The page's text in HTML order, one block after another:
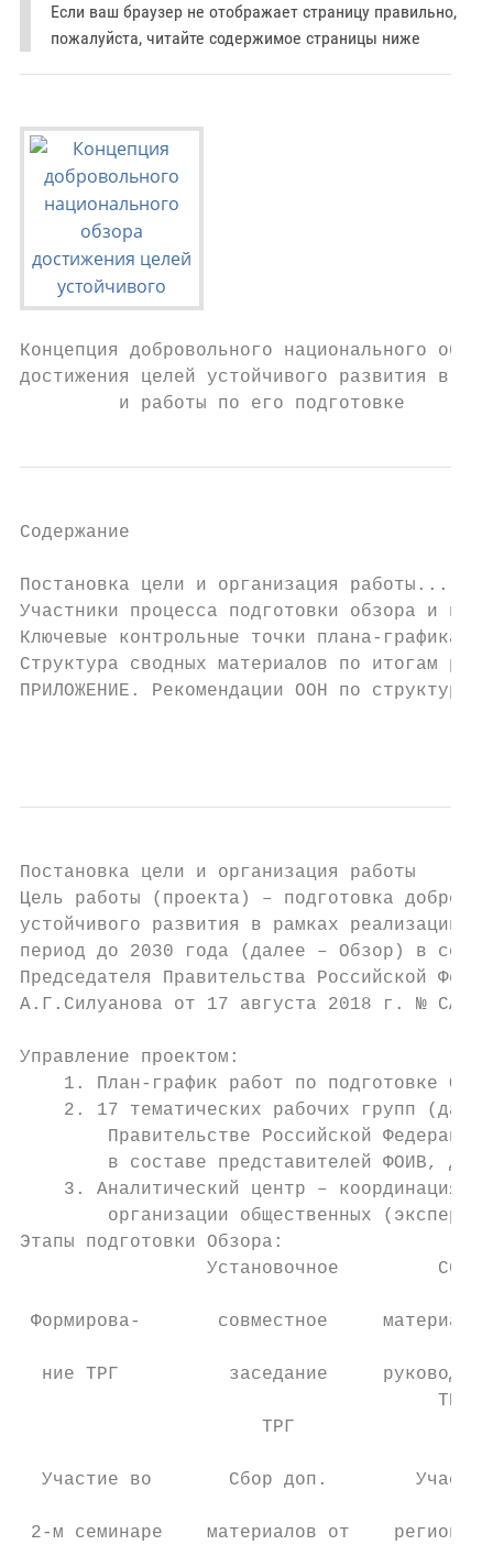
Если ваш браузер не отображает страницу правильно,
пожалуйста, читайте содержимое страницы ниже
Концепция добровольного национального
достижения целей устойчивого развития в
         и работы по его подготовке
Содержание
Постановка цели и организация
Участники процесса подготовки
Ключевые контрольные точки
Структура сводных материалов по
ПРИЛОЖЕНИЕ. Рекомендации ООН по
Постановка цели и организация работы
Цель работы (проекта) – подготовка
устойчивого развития в рамках реализации
период до 2030 года (далее – Обзор) в
Председателя Правительства Российской
А.Г.Силуанова от 17 августа 2018 г. № СА-
Управление проектом:
1. План-график работ по подготовке
2. 17 тематических рабочих групп
Правительстве Российской
в составе представителей ФОИВ,
3. Аналитический центр – координация
организации общественных
Этапы подготовки Обзора:
Установочное
Формирова-       совместное
ние ТРГ          заседание
ТРГ
ТРГ
Участие во       Сбор доп.
2-м семинаре    материалов от